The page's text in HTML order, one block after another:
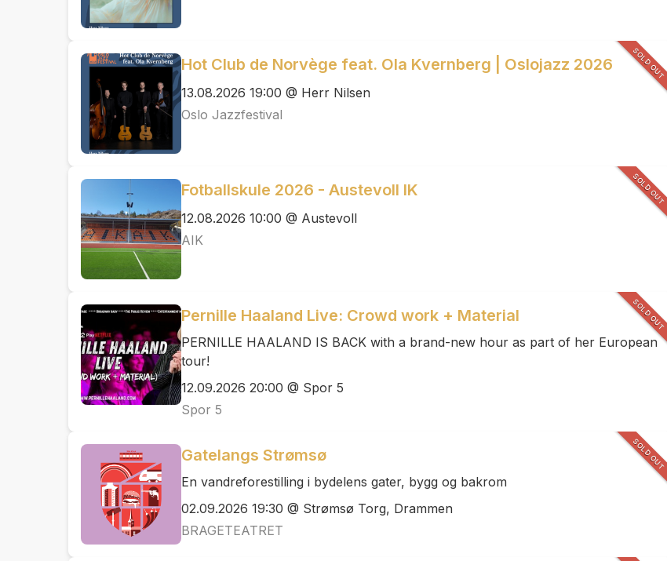
Hot Club de Norvège feat. Ola Kvernberg | Oslojazz 2026
13.08.2026 19:00 @ Herr Nilsen
Oslo Jazzfestival
SOLD OUT
Fotballskule 2026 - Austevoll IK
12.08.2026 10:00 @ Austevoll
AIK
SOLD OUT
Pernille Haaland Live: Crowd work + Material
PERNILLE HAALAND IS BACK with a brand-new hour as part of her European
tour!
12.09.2026 20:00 @ Spor 5
Spor 5
SOLD OUT
Gatelangs Strømsø
En vandreforestilling i bydelens gater, bygg og bakrom
02.09.2026 19:30 @ Strømsø Torg, Drammen
BRAGETEATRET
SOLD OUT